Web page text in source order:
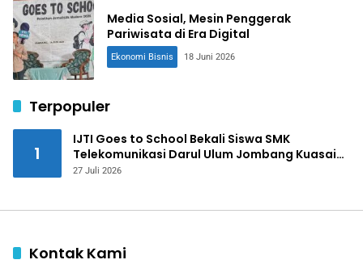
Media Sosial, Mesin Penggerak
Pariwisata di Era Digital
Ekonomi Bisnis 18 Juni 2026
Terpopuler
1
IJTI Goes to School Bekali Siswa SMK
Telekomunikasi Darul Ulum Jombang Kuasai
Jurnalistik Digital
27 Juli 2026
Kontak Kami